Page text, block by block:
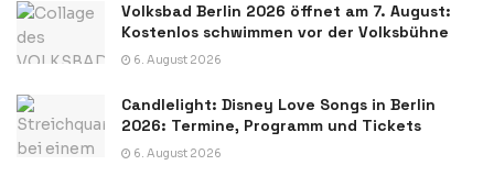
Volksbad Berlin 2026 öffnet am 7. August:
Kostenlos schwimmen vor der Volksbühne
6. August 2026
Candlelight: Disney Love Songs in Berlin
2026: Termine, Programm und Tickets
6. August 2026